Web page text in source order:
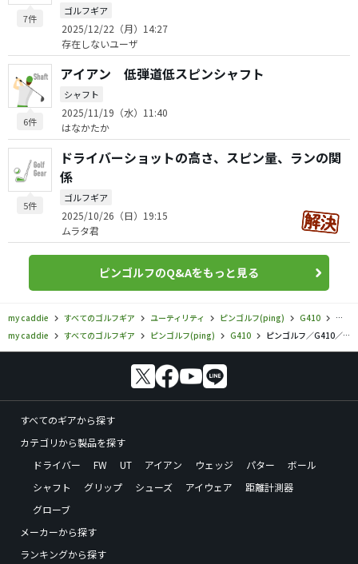
7件
ゴルフギア
2025/12/22（月）14:27
存在しないユーザ
6件
アイアン 低弾道低スピンシャフト
シャフト
2025/11/19（水）11:40
はなかたか
5件
ドライバーショットの高さ、スピン量、ランの関
係
ゴルフギア
2025/10/26（日）19:15
ムラタ君
ピンゴルフのQ&Aをもっと見る
my caddie すべてのゴルフギア ユーティリティ ピンゴルフ(ping) G410
ピン
my caddie
すべてのゴルフギア ピンゴルフ(ping) G410 ピンゴルフ／G410／G410 ハイブリッドの口コミ評価
すべてのギアから探す
カテゴリから製品を探す
ドライバー
FW UT アイアン ウェッジ パター
ボール
シャフト
グリップ シューズ アイウェア
距離計測器
グローブ
メーカーから探す
ランキングから探す